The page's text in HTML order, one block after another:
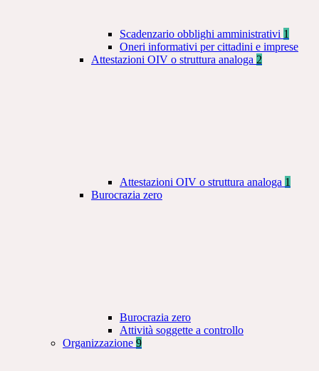
Scadenzario obblighi amministrativi 1
Oneri informativi per cittadini e imprese
Attestazioni OIV o struttura analoga 2
Attestazioni OIV o struttura analoga 1
Burocrazia zero
Burocrazia zero
Attività soggette a controllo
Organizzazione 9